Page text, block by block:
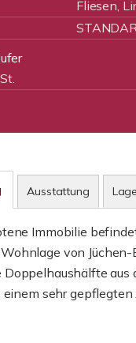
Fliesen,
Ausstattung Lage
Immobilie
von Jüchen-
Doppelhaushälfte aus
sehr gepflegten